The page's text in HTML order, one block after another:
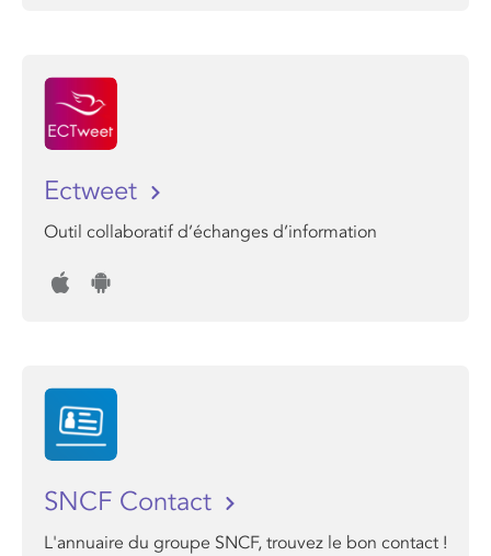
Ectweet
Outil collaboratif d’échanges d’information
SNCF Contact
L'annuaire du groupe SNCF, trouvez le bon contact !